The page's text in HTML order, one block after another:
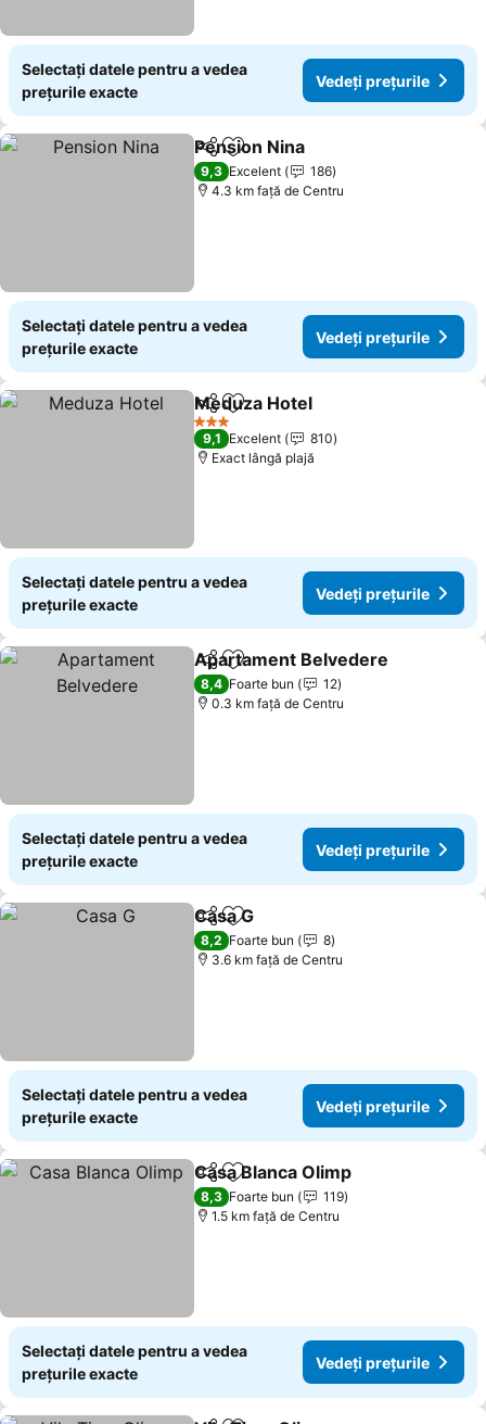
Selectați datele pentru a vedea
prețurile exacte
Vedeți prețurile
DistribuițiAdăugaţi la favorite
Pension Nina
9,3 Excelent
186
4.3 km faţă de Centru
Selectați datele pentru a vedea
prețurile exacte
Vedeți prețurile
DistribuițiAdăugaţi la favorite
Meduza Hotel
3 Stele
9,1 Excelent
810
Exact lângă plajă
Selectați datele pentru a vedea
prețurile exacte
Vedeți prețurile
DistribuițiAdăugaţi la favorite
Apartament Belvedere
8,4 Foarte bun
12
0.3 km faţă de Centru
Selectați datele pentru a vedea
prețurile exacte
Vedeți prețurile
DistribuițiAdăugaţi la favorite
Casa G
8,2 Foarte bun
8
3.6 km faţă de Centru
Selectați datele pentru a vedea
prețurile exacte
Vedeți prețurile
DistribuițiAdăugaţi la favorite
Casa Blanca Olimp
8,3 Foarte bun
119
1.5 km faţă de Centru
Selectați datele pentru a vedea
prețurile exacte
Vedeți prețurile